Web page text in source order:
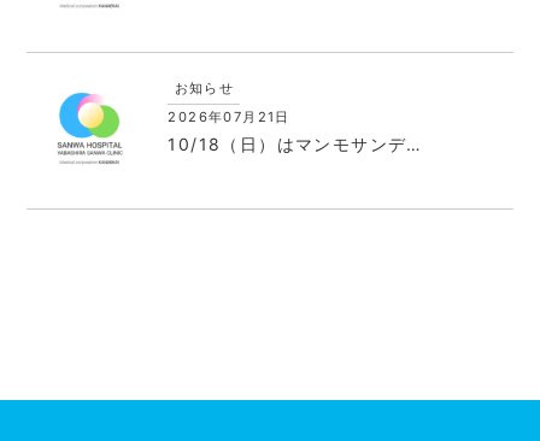
お知らせ
2026年07月21日
10/18（日）はマンモサンデ…